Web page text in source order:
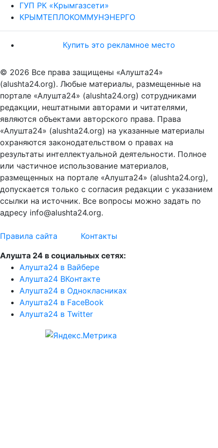
ГУП РК «Крымгазсети»
КРЫМТЕПЛОКОММУНЭНЕРГО
Купить это рекламное место
© 2026 Все права защищены «Алушта24»
(alushta24.org). Любые материалы, размещенные на
портале «Алушта24» (alushta24.org) сотрудниками
редакции, нештатными авторами и читателями,
являются объектами авторского права. Права
«Алушта24» (alushta24.org) на указанные материалы
охраняются законодательством о правах на
результаты интеллектуальной деятельности. Полное
или частичное использование материалов,
размещенных на портале «Алушта24» (alushta24.org),
допускается только с согласия редакции с указанием
ссылки на источник. Все вопросы можно задать по
адресу info@alushta24.org.
Правила сайта
Контакты
Алушта 24 в социальных сетях:
Алушта24 в Вайбере
Алушта24 ВКонтакте
Алушта24 в Однокласниках
Алушта24 в FaceBook
Алушта24 в Twitter